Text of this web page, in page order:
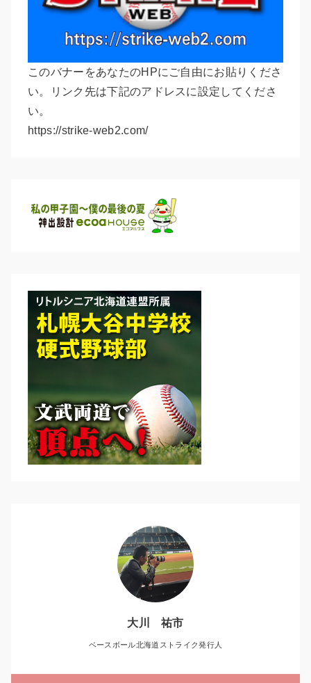
このバナーをあなたのHPにご自由にお貼りくださ
い。リンク先は下記のアドレスに設定してくださ
い。
https://strike-web2.com/
大川 祐市
ベースボール北海道ストライク発行人